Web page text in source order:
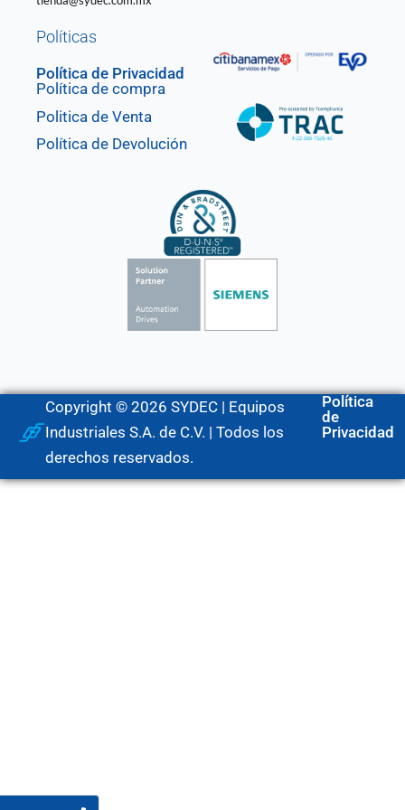
Políticas
Política de Privacidad
Política de compra
Politica de Venta
Política de Devolución
Copyright © 2026 SYDEC | Equipos
Industriales S.A. de C.V. | Todos los
derechos reservados.
Política
de
Privacidad